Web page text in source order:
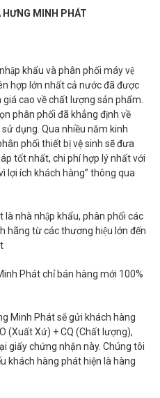
HƯNG MINH PHÁT
khẩu và phân phối máy vệ
hợp lớn nhất cả nước đã được
cao về chất lượng sản phẩm.
phân phối đã khẳng định về
dụng. Qua nhiều năm kinh
phối thiết bị vệ sinh sẽ đưa
tốt nhất, chi phí hợp lý nhất với
lợi ích khách hàng” thông qua
là nhà nhập khẩu, phân phối các
hãng từ các thương hiệu lớn đến
Phát chỉ bán hàng mới 100%
Minh Phát sẽ gửi khách hàng
(Xuất Xứ) + CQ (Chất lượng),
giấy chứng nhận này. Chúng tôi
khách hàng phát hiện là hàng